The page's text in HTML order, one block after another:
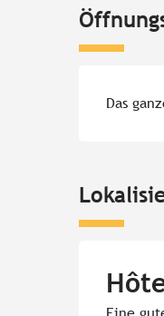
Das